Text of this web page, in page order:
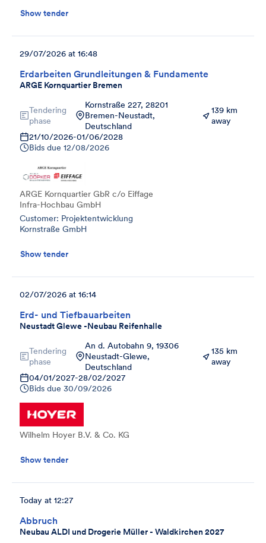
Show tender
Erdarbeiten Grundleitungen & Fundamente
ARGE Kornquartier Bremen
29/07/2026 at 16:48
Tendering
phase
Kornstraße 227, 28201
Bremen-Neustadt,
Deutschland
139 km
away
21/10/2026-01/06/2028
Bids due 12/08/2026
ARGE Kornquartier GbR c/o Eiffage
Infra-Hochbau GmbH
Customer: Projektentwicklung
Kornstraße GmbH
Show tender
Erd- und Tiefbauarbeiten
Neustadt Glewe -Neubau Reifenhalle
02/07/2026 at 16:14
Tendering
phase
An d. Autobahn 9, 19306
Neustadt-Glewe,
Deutschland
135 km
away
04/01/2027-28/02/2027
Bids due 30/09/2026
Wilhelm Hoyer B.V. & Co. KG
Show tender
Abbruch
Neubau ALDI und Drogerie Müller - Waldkirchen 2027
Today at 12:27